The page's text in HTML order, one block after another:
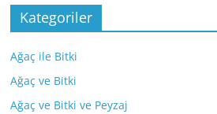
Kategoriler
Ağaç ile Bitki
Ağaç ve Bitki
Ağaç ve Bitki ve Peyzaj